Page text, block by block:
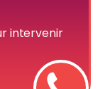
intervenir